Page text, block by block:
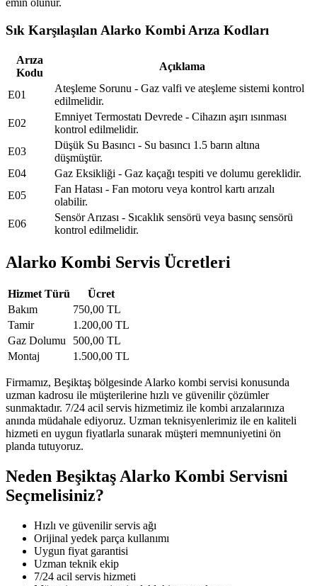
emin olunur.
Sık Karşılaşılan Alarko Kombi Arıza Kodları
Arıza
Kodu
Açıklama
E01
Ateşleme Sorunu - Gaz valfi ve ateşleme sistemi kontrol
edilmelidir.
E02
Emniyet Termostatı Devrede - Cihazın aşırı ısınması
kontrol edilmelidir.
E03
Düşük Su Basıncı - Su basıncı 1.5 barın altına
düşmüştür.
E04
Gaz Eksikliği - Gaz kaçağı tespiti ve dolumu gereklidir.
E05
Fan Hatası - Fan motoru veya kontrol kartı arızalı
olabilir.
E06
Sensör Arızası - Sıcaklık sensörü veya basınç sensörü
kontrol edilmelidir.
Alarko Kombi Servis Ücretleri
Hizmet Türü
Ücret
Bakım
750,00 TL
Tamir
1.200,00 TL
Gaz Dolumu
500,00 TL
Montaj
1.500,00 TL
Firmamız, Beşiktaş bölgesinde Alarko kombi servisi konusunda
uzman kadrosu ile müşterilerine hızlı ve güvenilir çözümler
sunmaktadır. 7/24 acil servis hizmetimiz ile kombi arızalarınıza
anında müdahale ediyoruz. Uzman teknisyenlerimiz ile en kaliteli
hizmeti en uygun fiyatlarla sunarak müşteri memnuniyetini ön
planda tutuyoruz.
Neden Beşiktaş Alarko Kombi Servisni
Seçmelisiniz?
Hızlı ve güvenilir servis ağı
Orijinal yedek parça kullanımı
Uygun fiyat garantisi
Uzman teknik ekip
7/24 acil servis hizmeti